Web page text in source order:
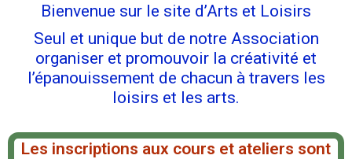
Bienvenue sur le site d’Arts et Loisirs
Seul et unique but de notre Association
organiser et promouvoir la créativité et
l’épanouissement de chacun à travers les
loisirs et les arts.
Les inscriptions aux cours et ateliers sont